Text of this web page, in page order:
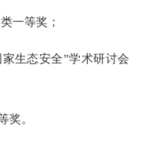
一等奖；
生态安全”学术研讨会
奖。